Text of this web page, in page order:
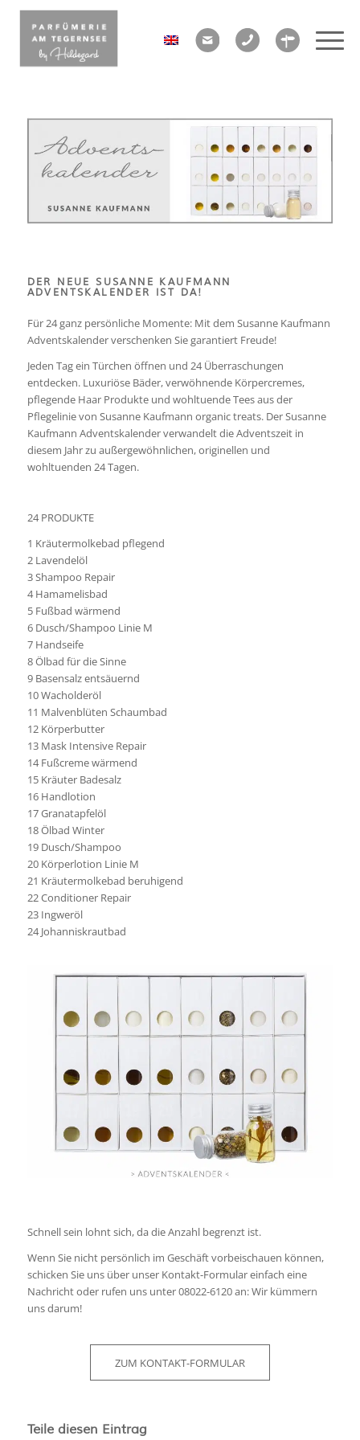
DER NEUE SUSANNE KAUFMANN
ADVENTSKALENDER IST DA!
Für 24 ganz persönliche Momente: Mit dem Susanne Kaufmann
Adventskalenderverschenken Sie garantiert Freude!
Jeden Tag ein Türchen öffnen und 24 Überraschungen
entdecken. Luxuriöse Bäder, verwöhnende Körpercremes,
pflegende Haar Produkte und wohltuende Tees aus der
Pflegelinie von Susanne Kaufmann organic treats. Der Susanne
Kaufmann Adventskalender verwandelt die Adventszeit in
diesem Jahr zu außergewöhnlichen, originellen und
wohltuenden 24 Tagen.
24 PRODUKTE
1 Kräutermolkebad pflegend
2 Lavendelöl
3 Shampoo Repair
4 Hamamelisbad
5 Fußbad wärmend
6 Dusch/Shampoo Linie M
7 Handseife
8 Ölbad für die Sinne
9 Basensalz entsäuernd
10 Wacholderöl
11 Malvenblüten Schaumbad
12 Körperbutter
13 Mask Intensive Repair
14 Fußcreme wärmend
15 Kräuter Badesalz
16 Handlotion
17 Granatapfelöl
18 Ölbad Winter
19 Dusch/Shampoo
20 Körperlotion Linie M
21 Kräutermolkebad beruhigend
22 Conditioner Repair
23 Ingweröl
24 Johanniskrautbad
Schnell sein lohnt sich, da die Anzahl begrenzt ist.
Wenn Sie nicht persönlich im Geschäft vorbeischauen können,
schicken Sie uns über unser Kontakt-Formular einfach eine
Nachricht oder rufen uns unter 08022-6120 an: Wir kümmern
uns darum!
ZUM KONTAKT-FORMULAR
Teile diesen Eintrag